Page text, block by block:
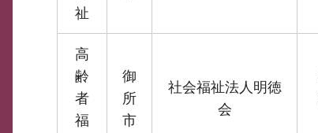
祉
高
齢
者
福
御
所
市
社会福祉法人明徳
会